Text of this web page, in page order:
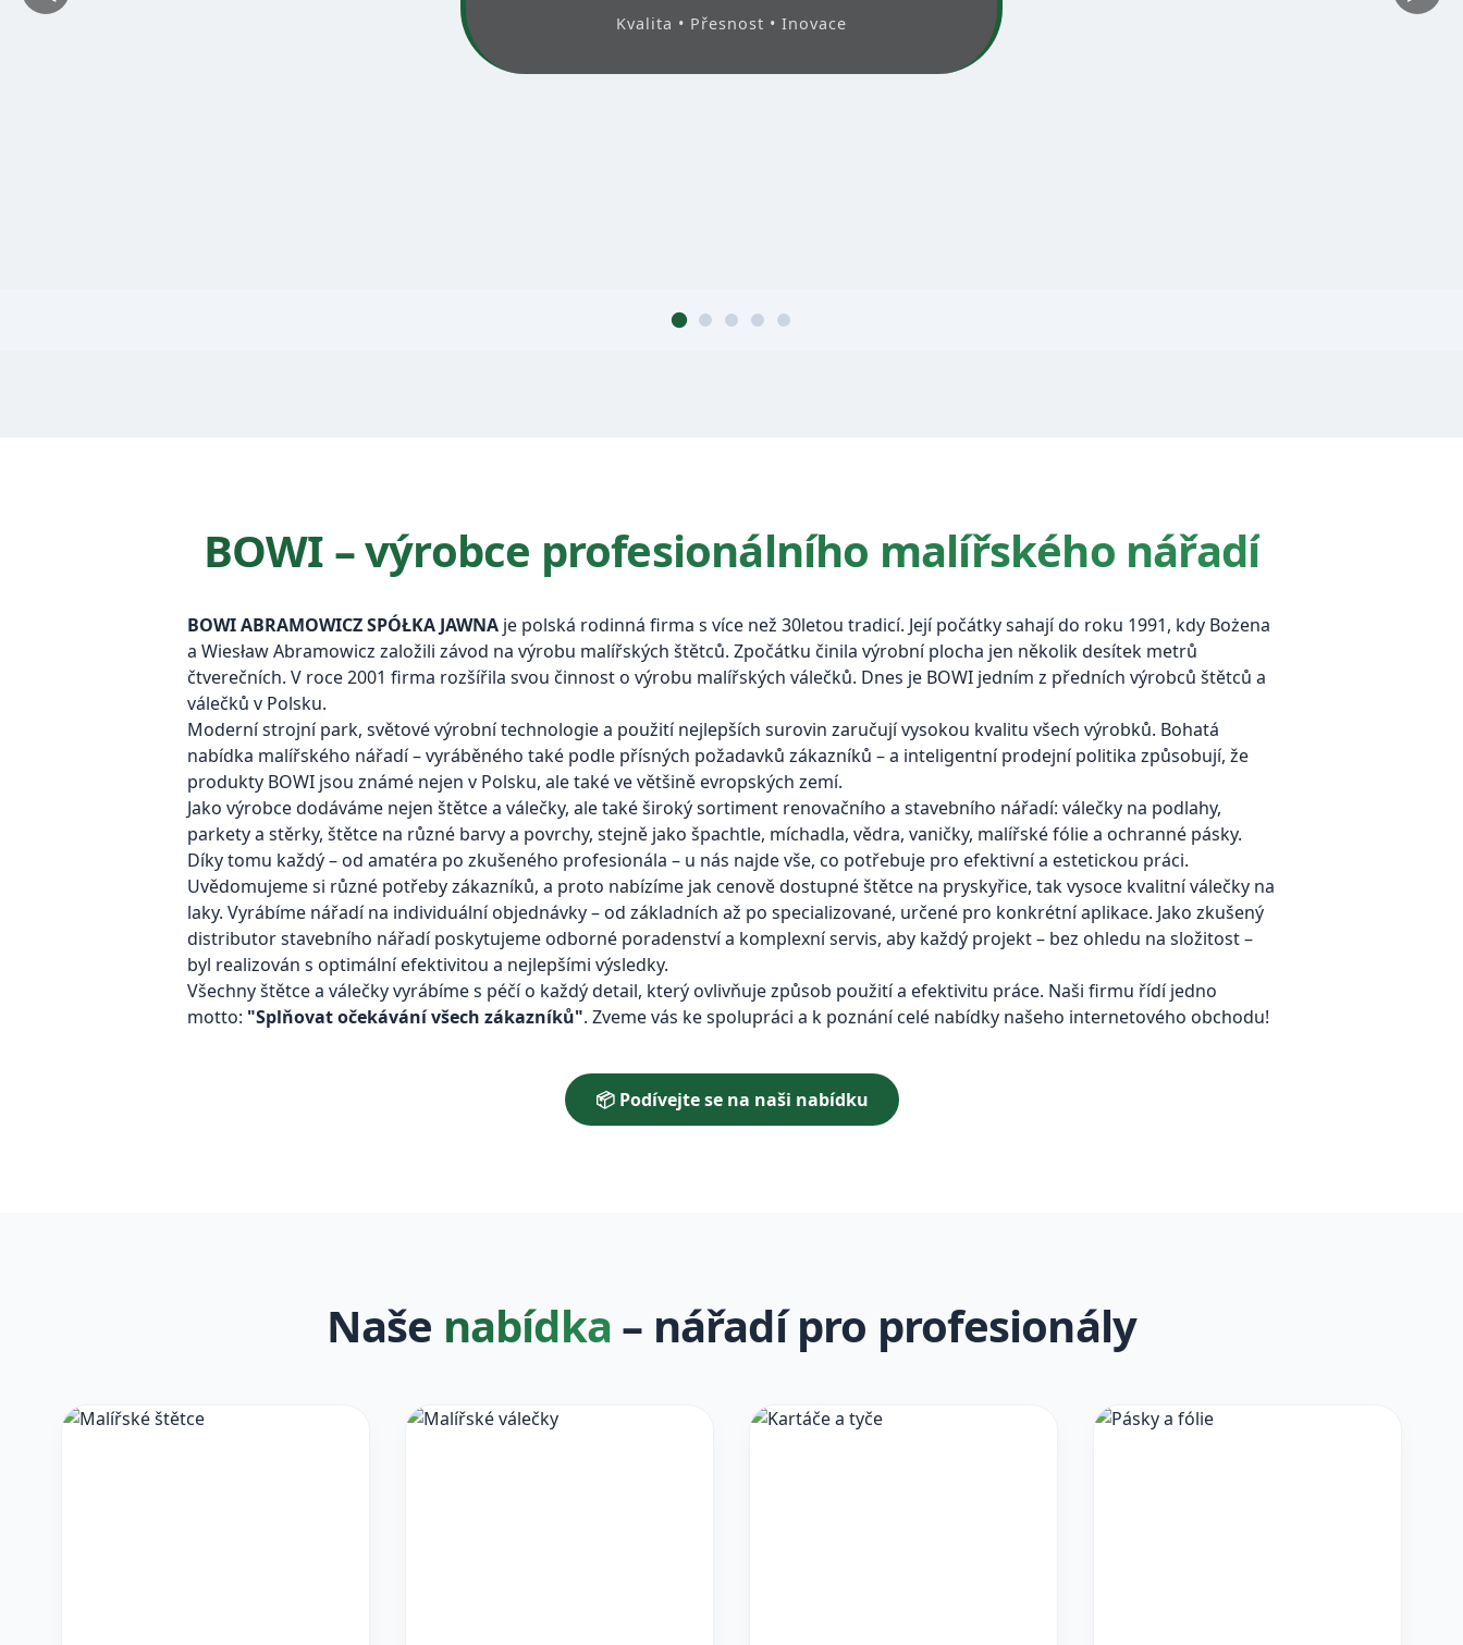
Kvalita • Přesnost • Inovace
BOWI – výrobce profesionálního malířského nářadí
BOWI ABRAMOWICZ SPÓŁKA JAWNA je polská rodinná firma s více než 30letou tradicí. Její počátky sahají do roku 1991, kdy Bożena
a Wiesław Abramowicz založili závod na výrobu malířských štětců. Zpočátku činila výrobní plocha jen několik desítek metrů
čtverečních. V roce 2001 firma rozšířila svou činnost o výrobu malířských válečků. Dnes je BOWI jedním z předních výrobců štětců a
válečků v Polsku.
Moderní strojní park, světové výrobní technologie a použití nejlepších surovin zaručují vysokou kvalitu všech výrobků. Bohatá
nabídka malířského nářadí – vyráběného také podle přísných požadavků zákazníků – a inteligentní prodejní politika způsobují, že
produkty BOWI jsou známé nejen v Polsku, ale také ve většině evropských zemí.
Jako výrobce dodáváme nejen štětce a válečky, ale také široký sortiment renovačního a stavebního nářadí: válečky na podlahy,
parkety a stěrky, štětce na různé barvy a povrchy, stejně jako špachtle, míchadla, vědra, vaničky, malířské fólie a ochranné pásky.
Díky tomu každý – od amatéra po zkušeného profesionála – u nás najde vše, co potřebuje pro efektivní a estetickou práci.
Uvědomujeme si různé potřeby zákazníků, a proto nabízíme jak cenově dostupné štětce na pryskyřice, tak vysoce kvalitní válečky na
laky. Vyrábíme nářadí na individuální objednávky – od základních až po specializované, určené pro konkrétní aplikace. Jako zkušený
distributor stavebního nářadí poskytujeme odborné poradenství a komplexní servis, aby každý projekt – bez ohledu na složitost –
byl realizován s optimální efektivitou a nejlepšími výsledky.
Všechny štětce a válečky vyrábíme s péčí o každý detail, který ovlivňuje způsob použití a efektivitu práce. Naši firmu řídí jedno
motto: "Splňovat očekávání všech zákazníků". Zveme vás ke spolupráci a k poznání celé nabídky našeho internetového obchodu!
📦 Podívejte se na naši nabídku
Naše nabídka – nářadí pro profesionály